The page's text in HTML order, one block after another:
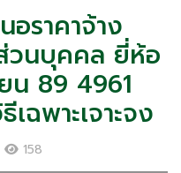
อราคาจ้าง
วนบุคคล ยี่ห้อ
น 89 4961
ฉพาะเจาะจง
158